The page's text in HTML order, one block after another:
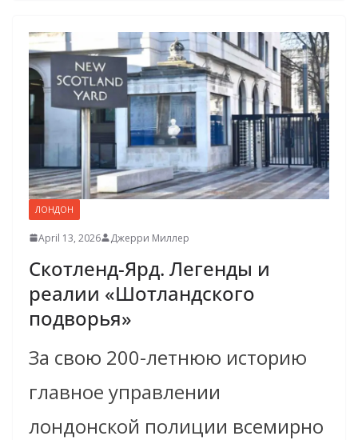
ЛОНДОН
April 13, 2026 Джерри Миллер
Скотленд-Ярд. Легенды и
реалии «Шотландского
подворья»
За свою 200-летнюю историю
главное управлении
лондонской полиции всемирно